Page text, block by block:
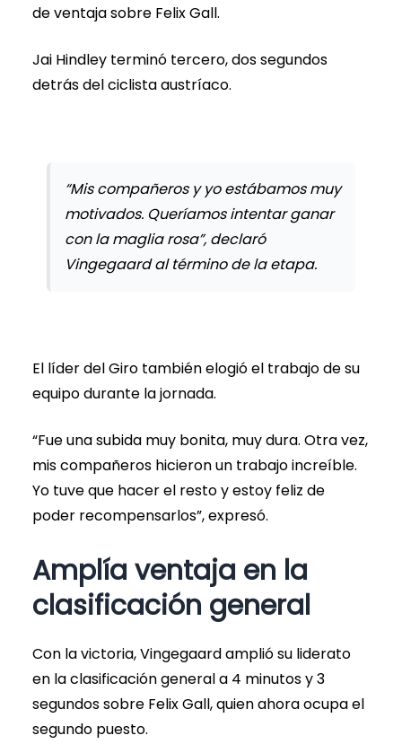
de ventaja sobre Felix Gall.
Jai Hindley terminó tercero, dos segundos
detrás del ciclista austríaco.
“Mis compañeros y yo estábamos muy
motivados. Queríamos intentar ganar
con la maglia rosa”, declaró
Vingegaard al término de la etapa.
El líder del Giro también elogió el trabajo de su
equipo durante la jornada.
“Fue una subida muy bonita, muy dura. Otra vez,
mis compañeros hicieron un trabajo increíble.
Yo tuve que hacer el resto y estoy feliz de
poder recompensarlos”, expresó.
Amplía ventaja en la
clasificación general
Con la victoria, Vingegaard amplió su liderato
en la clasificación general a 4 minutos y 3
segundos sobre Felix Gall, quien ahora ocupa el
segundo puesto.